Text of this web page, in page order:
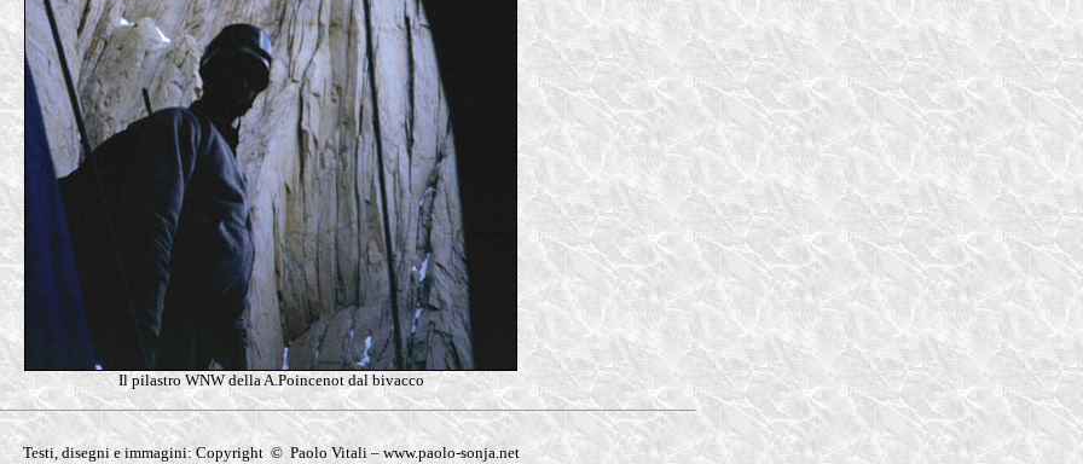
Il pilastro WNW della A.Poincenot dal bivacco
Testi, disegni e immagini: Copyright © Paolo Vitali – www.paolo-sonja.net